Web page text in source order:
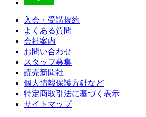
入会・受講規約
よくある質問
会社案内
お問い合わせ
スタッフ募集
読売新聞社
個人情報保護方針など
特定商取引法に基づく表示
サイトマップ